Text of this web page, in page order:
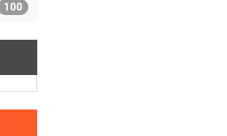
100